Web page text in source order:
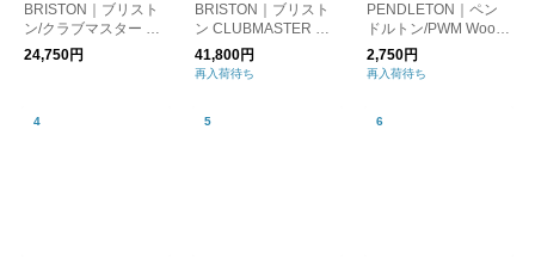
BRISTON｜ブリスト
ン/クラブマスター エ
レガントアセテート
シルバー 腕時計
24,750円
BRISTON｜ブリスト
ン CLUBMASTER CL
ASSIC CHRONOGRA
PH 腕時計
41,800円
再入荷待ち
PENDLETON｜ペン
ドルトン/PWM Wool
Rec PotM Tucson
2,750円
再入荷待ち